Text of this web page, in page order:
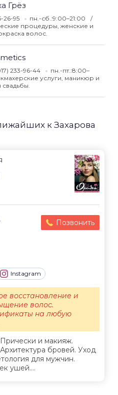
Грёз
26-95
пн.-сб.:9:00–21:00
процедуры, женские и
волос.
233-96-44
пн.-пт.:8:00–
услуги, маникюр и
к Захарова
Позвонить
Instagram
и макияж.
бровей. Уход
для мужчин.
ушей....
восстановление и
волос.
на любую